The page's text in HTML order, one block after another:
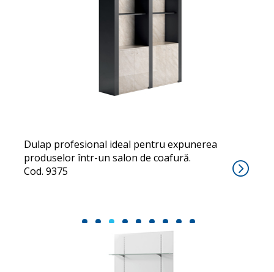
Dulap profesional ideal pentru expunerea
produselor într-un salon de coafură.
Cod. 9375
1 2 3 4 5 6 7 8 9